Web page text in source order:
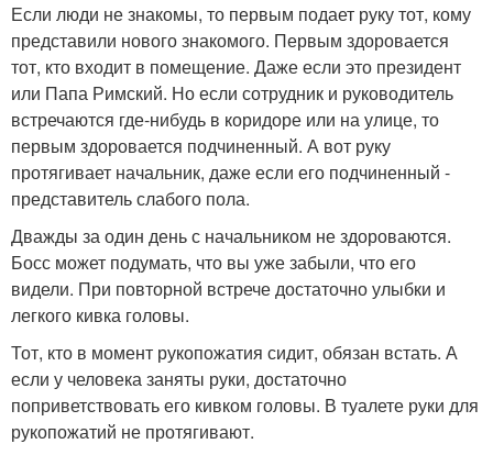
Если люди не знакомы, то первым подает руку тот, кому
представили нового знакомого. Первым здоровается
тот, кто входит в помещение. Даже если это президент
или Папа Римский. Но если сотрудник и руководитель
встречаются где-нибудь в коридоре или на улице, то
первым здоровается подчиненный. А вот руку
протягивает начальник, даже если его подчиненный -
представитель слабого пола.
Дважды за один день с начальником не здороваются.
Босс может подумать, что вы уже забыли, что его
видели. При повторной встрече достаточно улыбки и
легкого кивка головы.
Тот, кто в момент рукопожатия сидит, обязан встать. А
если у человека заняты руки, достаточно
поприветствовать его кивком головы. В туалете руки для
рукопожатий не протягивают.